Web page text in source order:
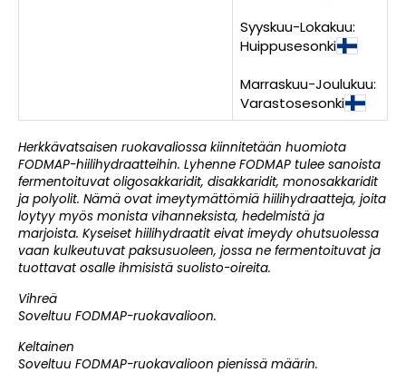
Syyskuu-Lokakuu:
Huippusesonki
Marraskuu-Joulukuu:
Varastosesonki
Herkkävatsaisen ruokavaliossa kiinnitetään huomiota
FODMAP-hiilihydraatteihin. Lyhenne FODMAP tulee sanoista
fermentoituvat oligosakkaridit, disakkaridit, monosakkaridit
ja polyolit. Nämä ovat imeytymättömiä hiilihydraatteja, joita
loytyy myös monista vihanneksista, hedelmistä ja
marjoista. Kyseiset hiilihydraatit eivat imeydy ohutsuolessa
vaan kulkeutuvat paksusuoleen, jossa ne fermentoituvat ja
tuottavat osalle ihmisistä suolisto-oireita.
Vihreä
Soveltuu FODMAP-ruokavalioon.
Keltainen
Soveltuu FODMAP-ruokavalioon pienissä määrin.